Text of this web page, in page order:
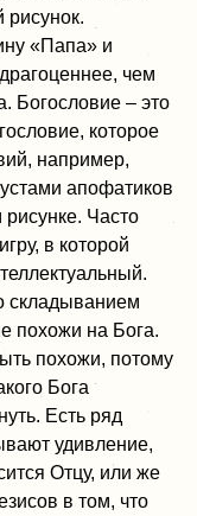
рисунок.
«Папа» и
чем
Богословие – это
которое
например,
апофатиков
рисунке. Часто
в которой
складыванием
похожи на Бога.
похожи, потому
Бога
Есть ряд
удивление,
Отцу, или же
в том, что